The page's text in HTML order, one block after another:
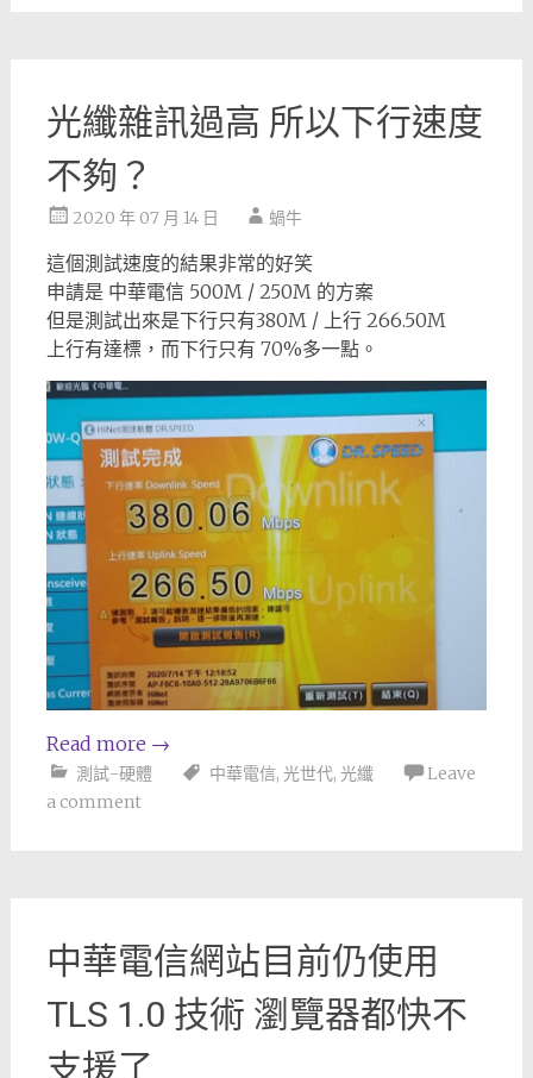
光纖雜訊過高 所以下行速度
不夠？
2020 年 07 月 14 日 蝸牛
這個測試速度的結果非常的好笑
申請是 中華電信 500M / 250M 的方案
但是測試出來是下行只有380M / 上行 266.50M
上行有達標，而下行只有 70%多一點。
Read more →
測試-硬體 中華電信, 光世代, 光纖
Leave
a comment
中華電信網站目前仍使用
TLS 1.0 技術 瀏覽器都快不
支援了